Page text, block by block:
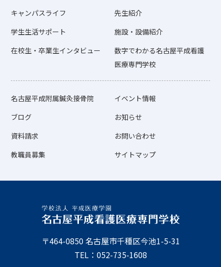
キャンパスライフ
先生紹介
学生生活サポート
施設・設備紹介
在校生・卒業生インタビュー
数字でわかる名古屋平成看護
医療専門学校
名古屋平成附属鍼灸接骨院
イベント情報
ブログ
お知らせ
資料請求
お問い合わせ
教職員募集
サイトマップ
〒464-0850 名古屋市千種区今池1-5-31
TEL：052-735-1608